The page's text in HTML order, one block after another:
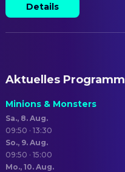
Details
Aktuelles Programm
Minions & Monsters
Sa., 8. Aug.
09:50 · 13:30
So., 9. Aug.
09:50 · 15:00
Mo., 10. Aug.